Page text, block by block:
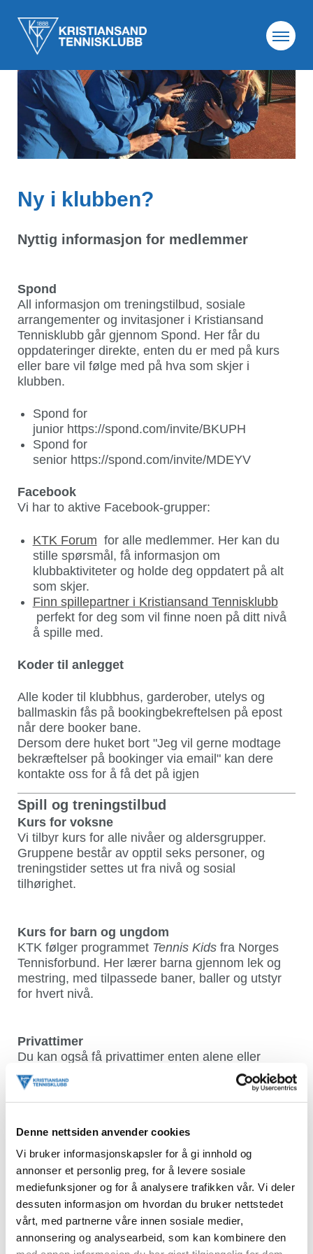
Denne nettsiden anvender cookies
Vi bruker informasjonskapsler for å gi innhold og
annonser et personlig preg, for å levere sosiale
mediefunksjoner og for å analysere trafikken vår. Vi deler
dessuten informasjon om hvordan du bruker nettstedet
vårt, med partnerne våre innen sosiale medier,
annonsering og analysearbeid, som kan kombinere den
Ny i klubben?
Nyttig informasjon for medlemmer
Spond
All informasjon om treningstilbud, sosiale
arrangementer og invitasjoner i Kristiansand
Tennisklubb går gjennom Spond. Her får du
oppdateringer direkte, enten du er med på kurs
eller bare vil følge med på hva som skjer i
klubben.
Spond for
junior https://spond.com/invite/BKUPH
Spond for
senior https://spond.com/invite/MDEYV
Facebook
Vi har to aktive Facebook-grupper:
KTK Forum for alle medlemmer. Her kan du
stille spørsmål, få informasjon om
klubbaktiviteter og holde deg oppdatert på alt
som skjer.
Finn spillepartner i Kristiansand Tennisklubb
perfekt for deg som vil finne noen på ditt nivå
å spille med.
Koder til anlegget
Alle koder til klubbhus, garderober, utelys og
ballmaskin fås på bookingbekreftelsen på epost
når dere booker bane.
Dersom dere huket bort "Jeg vil gerne modtage
bekræftelser på bookinger via email" kan dere
kontakte oss for å få det på igjen
Spill og treningstilbud
Kurs for voksne
Vi tilbyr kurs for alle nivåer og aldersgrupper.
Gruppene består av opptil seks personer, og
treningstider settes ut fra nivå og sosial
tilhørighet.
Kurs for barn og ungdom
KTK følger programmet Tennis Kids fra Norges
Tennisforbund. Her lærer barna gjennom lek og
mestring, med tilpassede baner, baller og utstyr
for hvert nivå.
Privattimer
Du kan også få privattimer enten alene eller
sammen med 1–3 andre med en av våre dyktige
trenere. Vi har både voksne og juniortrenere som
gir undervisning tilpasset ditt nivå.
Gratis drop-in tennis
Hver onsdag kl. 09–11 har vi gratis drop-in tennis
for seniorer. Det er bare å møte opp og bli med –
et lavterskel og sosialt tilbud for alle medlemmer.
Sosialtennis
I sommerperioden (1. juli – 1. september)